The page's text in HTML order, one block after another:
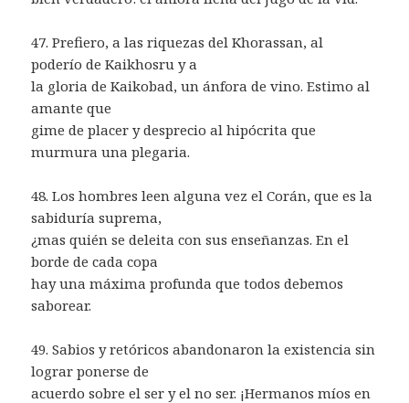
47. Prefiero, a las riquezas del Khorassan, al
poderío de Kaikhosru y a
la gloria de Kaikobad, un ánfora de vino. Estimo al
amante que
gime de placer y desprecio al hipócrita que
murmura una plegaria.
48. Los hombres leen alguna vez el Corán, que es la
sabiduría suprema,
¿mas quién se deleita con sus enseñanzas. En el
borde de cada copa
hay una máxima profunda que todos debemos
saborear.
49. Sabios y retóricos abandonaron la existencia sin
lograr ponerse de
acuerdo sobre el ser y el no ser. ¡Hermanos míos en